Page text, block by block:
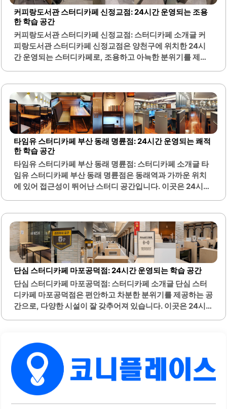
하기에 적합합니다. 관리자가 친절하게 응대하며, 고객의 피
드백에 빠르게 반응하는 점도 인상적입니다. 다양한 간식과
음료가 제공되어 학습 중간에 간편하게 이용할 수 있습니다.
소파 자리와 독립적인 공간이 마련되어 있어 프라이버시를
보장합니다. 가격 또한 합리적이며, 시간 단위로 요금을 지불
할 수..
커피랑도서관 스터디카페 신정교점: 24시간 운영되는 조용
한 학습 공간
커피랑도서관 스터디카페 신정교점: 스터디카페 소개글 커
피랑도서관 스터디카페 신정교점은 양천구에 위치한 24시
간 운영되는 스터디카페로, 조용하고 아늑한 분위기를 제공
은 차분한 인테리어로 꾸며져 있으며, 음악이 없어 더욱 집중
할 수 있는 환경을 조성합니다.다양한 음료와 간식이 구비되
어 있어 학습 중에도 편리하게 이용할 수 있습니다. 특히, 무
료주차가 가능하여 차량 이용이 용이하며, 지하철역과의 접
근성도 좋습니다. 스터디룸은 이중으로 분리되어 있어 개인
적인 공간을 보장하며, 대여 물품도 다양하게 마련되어 있어
필요한 자료를 쉽게 이용할 수 있습니다.와이파이는 빠르고
안정적이며, 공기청정기가 여러 대 비치되어 있어 쾌적한 환
경을 유지합니다. 또한, 프린트 서비스도 제공되어 학습에 필
요한 자료를 즉시 출력할 수..
타임유 스터디카페 부산 동래 명륜점: 24시간 운영되는 쾌적
한 학습 공간
타임유 스터디카페 부산 동래 명륜점: 스터디카페 소개글 타
임유 스터디카페 부산 동래 명륜점은 동래역과 가까운 위치
에 있어 접근성이 뛰어난 스터디 공간입니다. 이곳은 24시간
공합니다.또한, 청결 관리가 철저하게 이루어져 있어 항상 깨
끗한 상태를 유지합니다. 다양한 좌석 옵션이 마련되어 있어
개인의 취향에 맞는 공간에서 학습할 수 있습니다. 각 좌석에
는 충분한 전원 콘센트와 조명이 구비되어 있어 편리하게 이
용할 수 있습니다.독서대와 다양한 학용품도 제공되어 학습
에 필요한 모든 요소를 갖추고 있습니다. 백색 소음이 적절하
게 조절되어 있어 외부 소음에 방해받지 않고 집중할 수 있는
환경을 조성합니다. 휴게실과 화장실 또한 청결하게 관리되
어 있어..
단심 스터디카페 마포공덕점: 24시간 운영되는 학습 공간
단심 스터디카페 마포공덕점: 스터디카페 소개글 단심 스터
디카페 마포공덕점은 편안하고 차분한 분위기를 제공하는 공
간으로, 다양한 시설이 잘 갖추어져 있습니다. 이곳은 24시
한 종류의 음료와 간식이 제공되어 이용자들이 편리하게 이
용할 수 있습니다. 좌석은 넓고 다양한 스타일로 마련되어 있
어 개인의 취향에 맞게 선택할 수 있습니다. 특히, 백색소음기
가 설치되어 있어 집중력을 높이는 데 도움이 됩니다.공기청
정기와 가습기가 비치되어 있어 쾌적한 환경을 유지하고 있
습니다. 필요시 스탠드와 충전기도 구비되어 있어 디지털 기